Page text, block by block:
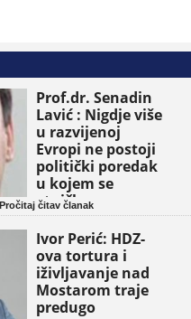
Prof.dr. Senadin
Lavić : Nigdje više
u razvijenoj
Evropi ne postoji
politički poredak
u kojem se
etničke grupe
pojavljuju kao
osnovne političke
jedinice
Pročitaj čitav članak
Ivor Perić: HDZ-
ova tortura i
iživljavanje nad
Mostarom traje
predugo